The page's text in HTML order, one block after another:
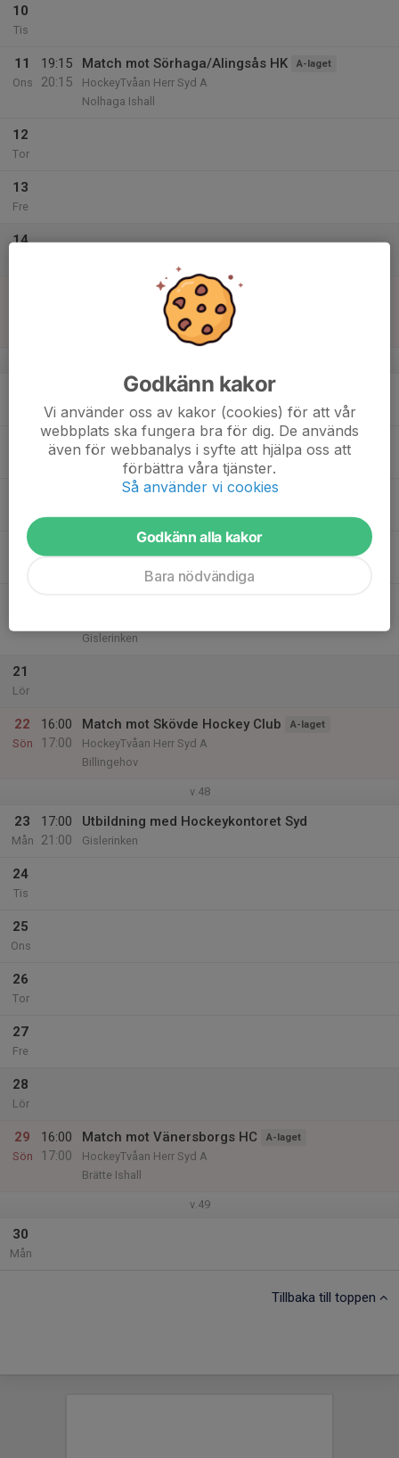
10
Tis
11
Ons
19:15
20:15
Match mot Sörhaga/Alingsås HK A-laget
HockeyTvåan Herr Syd A
Nolhaga Ishall
12
Tor
13
Fre
14
Match mot IF Mölndal Hockey
HockeyTvåan Herr Syd A
19
Gislerinken
21
Lör
22
Sön
16:00
17:00
Match mot Skövde Hockey Club A-laget
HockeyTvåan Herr Syd A
Billingehov
v.48
23
Mån
17:00
21:00
Utbildning med Hockeykontoret Syd
Gislerinken
24
Tis
25
Ons
26
Tor
27
Fre
28
Lör
29
Sön
16:00
17:00
Match mot Vänersborgs HC A-laget
HockeyTvåan Herr Syd A
Brätte Ishall
v.49
30
Mån
Tillbaka till toppen
Godkänn kakor
Vi använder oss av kakor (cookies) för att vår
webbplats ska fungera bra för dig. De används
även för webbanalys i syfte att hjälpa oss att
förbättra våra tjänster.
Så använder vi cookies
Godkänn alla kakor
Bara nödvändiga